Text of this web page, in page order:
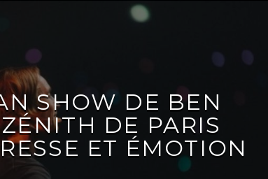
SHOW DE BEN
DE PARIS
ET ÉMOTION